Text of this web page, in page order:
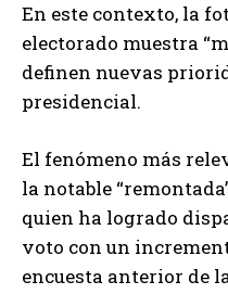
En este contexto, la
electorado muestra
definen nuevas
presidencial.
El fenómeno más
la notable
quien ha logrado
voto con un
encuesta anterior de